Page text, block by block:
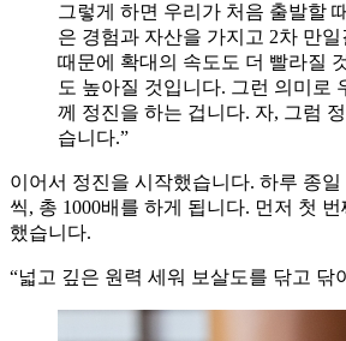
그렇게 하면 우리가 처음 출발할
은 경험과 자산을 가지고 2차 만일
때문에 확대의 속도도 더 빨라질
도 높아질 것입니다. 그런 의미로
께 정진을 하는 겁니다. 자, 그럼
습니다.”
이어서 정진을 시작했습니다. 하루 종일
씩, 총 1000배를 하게 됩니다. 먼저 첫
했습니다.
“넓고 깊은 원력 세워 보살도를 닦고 닦